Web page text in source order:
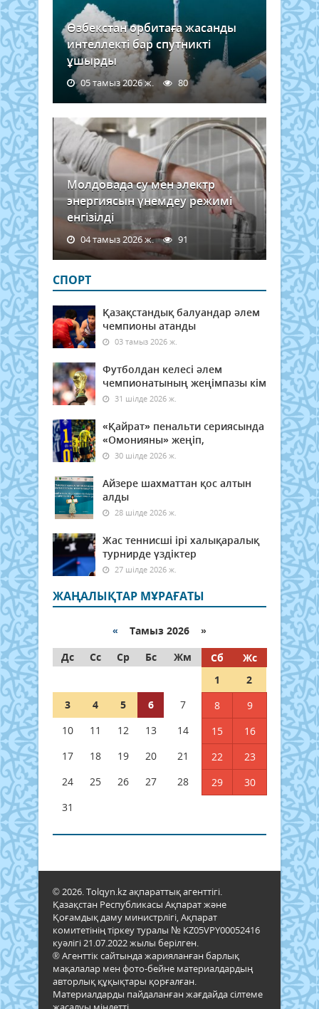
Өзбекстан орбитаға жасанды
интеллекті бар спутникті
ұшырды
05 тамыз 2026 ж. 80
Молдовада су мен электр
энергиясын үнемдеу режимі
енгізілді
04 тамыз 2026 ж. 91
СПОРТ
Қазақстандық балуандар әлем
чемпионы атанды
03 тамыз 2026 ж.
Футболдан келесі әлем
чемпионатының жеңімпазы кім
31 шілде 2026 ж.
«Қайрат» пенальти сериясында
«Омонияны» жеңіп,
30 шілде 2026 ж.
Айзере шахматтан қос алтын
алды
28 шілде 2026 ж.
Жас теннисші ірі халықаралық
турнирде үздіктер
27 шілде 2026 ж.
ЖАҢАЛЫҚТАР МҰРАҒАТЫ
« Тамыз 2026 »
Дс
Сс Ср Бс Жм Сб
Жс
1
2
3
4 5 6 7 8
9
10
11 12 13 14 15
16
17
18 19 20 21 22
23
24
25 26 27 28 29
30
31
© 2026. Tolqyn.kz ақпараттық агенттігі.
Қазақстан Республикасы Ақпарат және
Қоғамдық даму министрлігі, Ақпарат
комитетінің тіркеу туралы № KZ05VPY00052416
куәлігі 21.07.2022 жылы берілген.
® Агенттік сайтында жарияланған барлық
мақалалар мен фото-бейне материалдардың
авторлық құқықтары қорғалған.
Материалдарды пайдаланған жағдайда сілтеме